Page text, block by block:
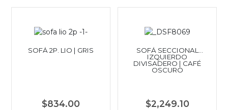
SOFÁ 2P. LIO | GRIS
$834.00
SOFÁ SECCIONAL
IZQUIERDO
DIVISADERO | CAFÉ
OSCURO
$2,249.10